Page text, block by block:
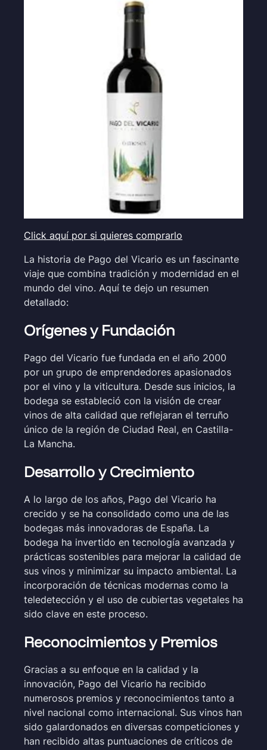
Click aquí por si quieres comprarlo
La historia de Pago del Vicario es un fascinante
viaje que combina tradición y modernidad en el
mundo del vino. Aquí te dejo un resumen
detallado:
Orígenes y Fundación
Pago del Vicario fue fundada en el año 2000
por un grupo de emprendedores apasionados
por el vino y la viticultura. Desde sus inicios, la
bodega se estableció con la visión de crear
vinos de alta calidad que reflejaran el terruño
único de la región de Ciudad Real, en Castilla-
La Mancha.
Desarrollo y Crecimiento
A lo largo de los años, Pago del Vicario ha
crecido y se ha consolidado como una de las
bodegas más innovadoras de España. La
bodega ha invertido en tecnología avanzada y
prácticas sostenibles para mejorar la calidad de
sus vinos y minimizar su impacto ambiental. La
incorporación de técnicas modernas como la
teledetección y el uso de cubiertas vegetales ha
sido clave en este proceso.
Reconocimientos y Premios
Gracias a su enfoque en la calidad y la
innovación, Pago del Vicario ha recibido
numerosos premios y reconocimientos tanto a
nivel nacional como internacional. Sus vinos han
sido galardonados en diversas competiciones y
han recibido altas puntuaciones de críticos de